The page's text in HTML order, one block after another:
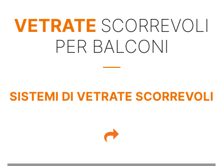
VETRATE SCORREVOLI
PER BALCONI
SISTEMI DI VETRATE SCORREVOLI